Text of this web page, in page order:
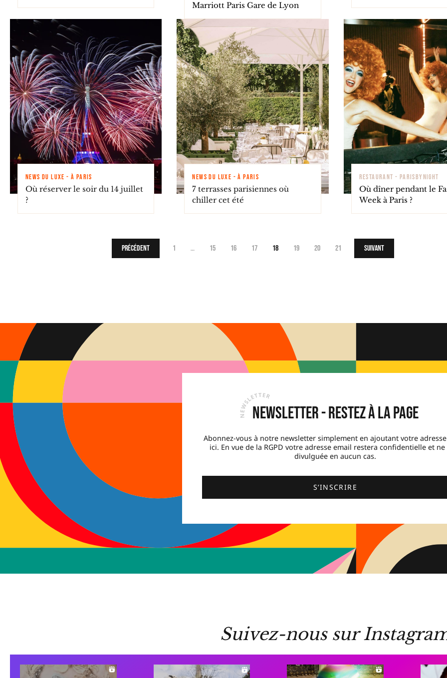
Marriott Paris Gare de Lyon
NEWS DU LUXE - À PARIS
Où réserver le soir du 14 juillet
?
NEWS DU LUXE - À PARIS
7 terrasses parisiennes où
chiller cet été
RESTAURANT - PARISBYNIGHT
Où dîner pendant le
Week à Paris ?
Précédent 1 … 15 16 17 18 19 20 21 Suivant
Newsletter - Restez à la page
Abonnez-vous à notre newsletter simplement en ajoutant votre
ici. En vue de la RGPD votre adresse email restera confidentielle et ne
divulguée en aucun cas.
S’INSCRIRE
Suivez-nous sur